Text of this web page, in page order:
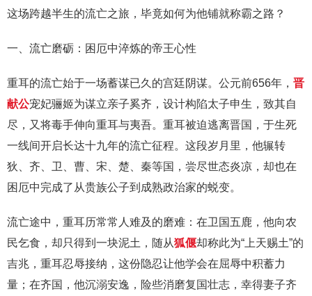
这场跨越半生的流亡之旅，毕竟如何为他铺就称霸之路？
一、流亡磨砺：困厄中淬炼的帝王心性
重耳的流亡始于一场蓄谋已久的宫廷阴谋。公元前656年， 晋
献公宠妃骊姬为谋立亲子奚齐，设计构陷太子申生，致其自
尽，又将毒手伸向重耳与夷吾。重耳被迫逃离晋国，于生死
一线间开启长达十九年的流亡征程。这段岁月里，他辗转
狄、齐、卫、曹、宋、楚、秦等国，尝尽世态炎凉，却也在
困厄中完成了从贵族公子到成熟政治家的蜕变。
流亡途中，重耳历常常人难及的磨难：在卫国五鹿，他向农
民乞食，却只得到一块泥土，随从狐偃却称此为“上天赐土”的
吉兆，重耳忍辱接纳，这份隐忍让他学会在屈辱中积蓄力
量；在齐国，他沉溺安逸，险些消磨复国壮志，幸得妻子齐